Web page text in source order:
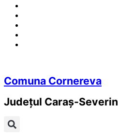
Comuna Cornereva
Județul Caraș-Severin